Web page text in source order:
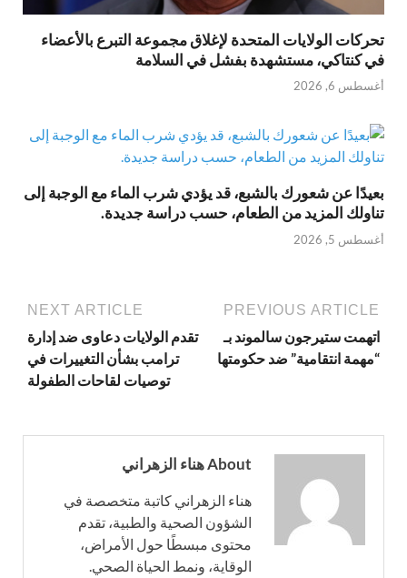
تحركات الولايات المتحدة لإغلاق مجموعة التبرع بالأعضاء
في كنتاكي، مستشهدة بفشل في السلامة
أغسطس 6, 2026
بعيدًا عن شعورك بالشبع، قد يؤدي شرب الماء مع الوجبة إلى
تناولك المزيد من الطعام، حسب دراسة جديدة.
أغسطس 5, 2026
PREVIOUS ARTICLE
اتهمت ستيرجون سالموند بـ
“مهمة انتقامية” ضد حكومتها
NEXT ARTICLE
تقدم الولايات دعاوى ضد إدارة
ترامب بشأن التغييرات في
توصيات لقاحات الطفولة
About هناء الزهراني
هناء الزهراني كاتبة متخصصة في
الشؤون الصحية والطبية، تقدم
محتوى مبسطًا حول الأمراض،
الوقاية، ونمط الحياة الصحي.